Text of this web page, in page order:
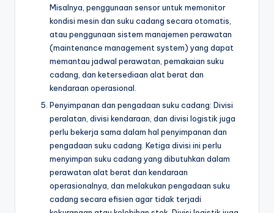
Misalnya, penggunaan sensor untuk memonitor
kondisi mesin dan suku cadang secara otomatis,
atau penggunaan sistem manajemen perawatan
(maintenance management system) yang dapat
memantau jadwal perawatan, pemakaian suku
cadang, dan ketersediaan alat berat dan
kendaraan operasional.
Penyimpanan dan pengadaan suku cadang: Divisi
peralatan, divisi kendaraan, dan divisi logistik juga
perlu bekerja sama dalam hal penyimpanan dan
pengadaan suku cadang. Ketiga divisi ini perlu
menyimpan suku cadang yang dibutuhkan dalam
perawatan alat berat dan kendaraan
operasionalnya, dan melakukan pengadaan suku
cadang secara efisien agar tidak terjadi